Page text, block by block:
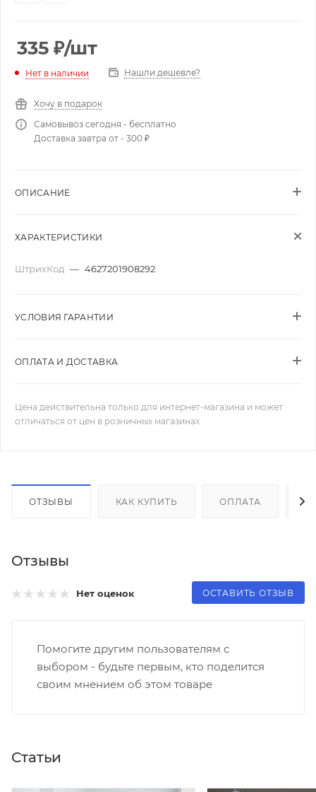
335 ₽/шт
Нет в наличии Нашли дешевле?
Хочу в подарок
Самовывоз сегодня - бесплатно
Доставка завтра от - 300 ₽
ОПИСАНИЕ
ХАРАКТЕРИСТИКИ
ШтрихКод — 4627201908292
УСЛОВИЯ ГАРАНТИИ
ОПЛАТА И ДОСТАВКА
Цена действительна только для интернет-магазина и может
отличаться от цен в розничных магазинах
ОТЗЫВЫ КАК КУПИТЬ ОПЛАТА
Отзывы
Нет оценок ОСТАВИТЬ ОТЗЫВ
Помогите другим пользователям с
выбором - будьте первым, кто поделится
своим мнением об этом товаре
Статьи